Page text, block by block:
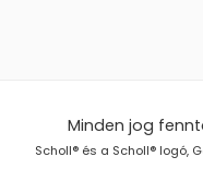
Minden jog
Scholl® és a Scholl® logó,